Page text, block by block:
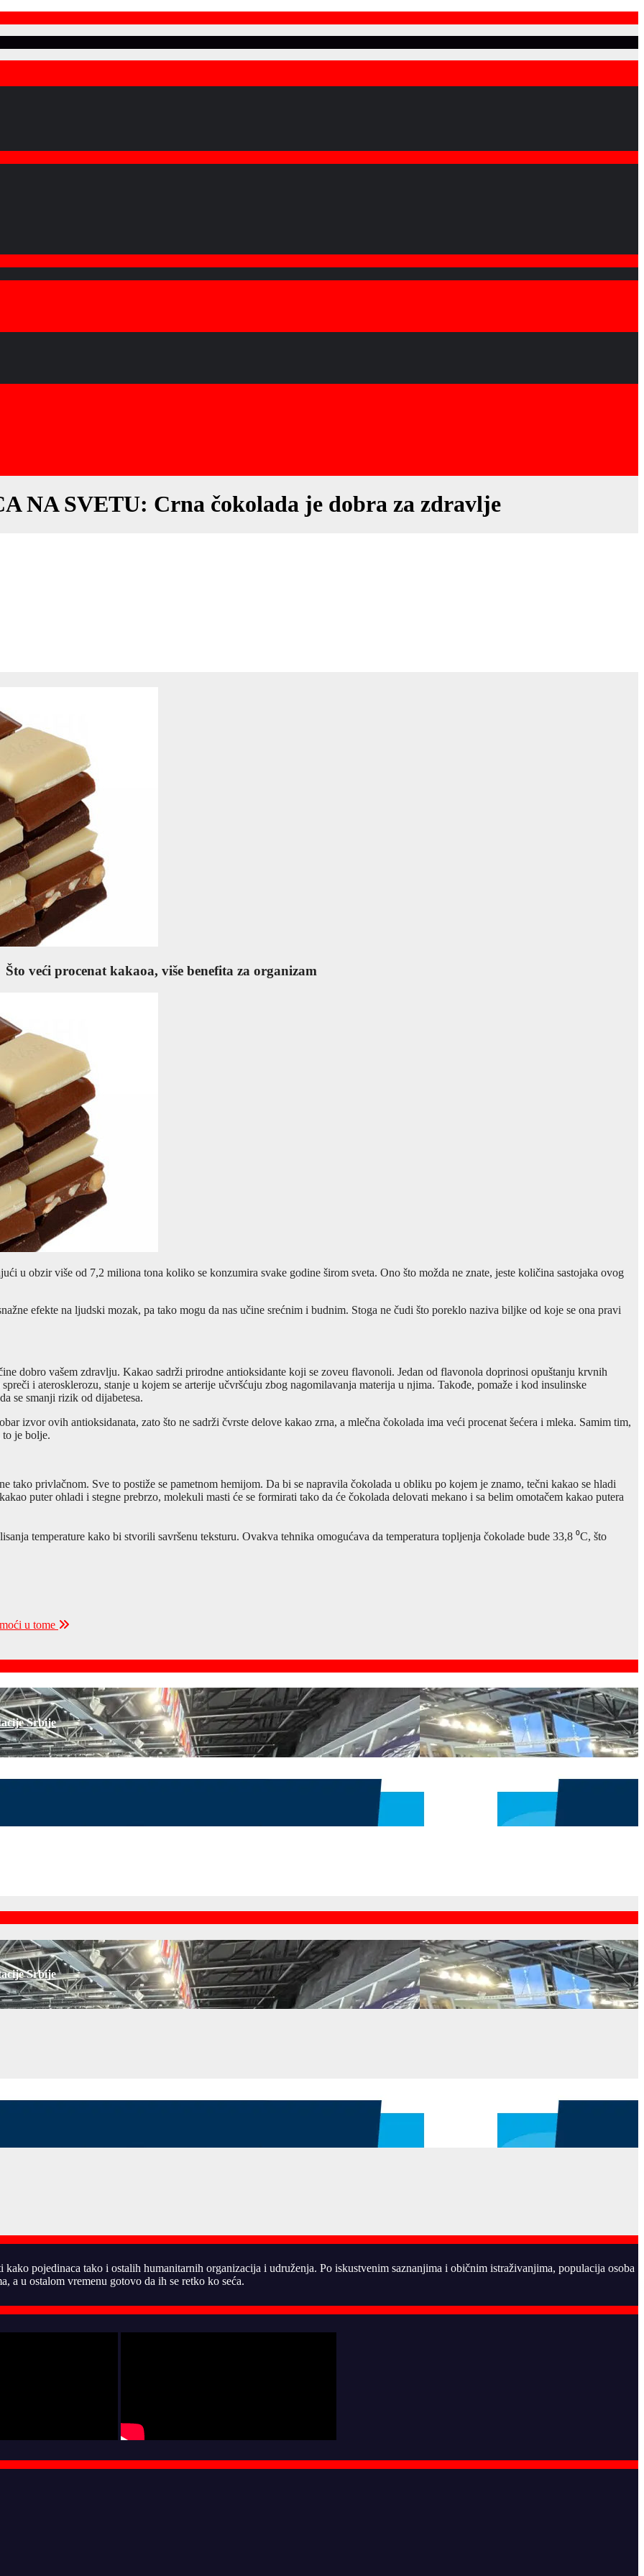
NA SVETU: Crna čokolada je dobra za zdravlje
Što veći procenat kakaoa, više benefita za organizam
u obzir više od 7,2 miliona tona koliko se konzumira svake godine širom sveta. Ono što možda ne znate, jeste količina sastojaka ovog
efekte na ljudski mozak, pa tako mogu da nas učine srećnim i budnim. Stoga ne čudi što poreklo naziva biljke od koje se ona pravi
dobro vašem zdravlju. Kakao sadrži prirodne antioksidante koji se zoveu flavonoli. Jedan od flavonola doprinosi opuštanju krvnih
i aterosklerozu, stanje u kojem se arterije učvršćuju zbog nagomilavanja materija u njima. Takođe, pomaže i kod insulinske
se smanji rizik od dijabetesa.
izvor ovih antioksidanata, zato što ne sadrži čvrste delove kakao zrna, a mlečna čokolada ima veći procenat šećera i mleka. Samim tim,
je bolje.
tako privlačnom. Sve to postiže se pametnom hemijom. Da bi se napravila čokolada u obliku po kojem je znamo, tečni kakao se hladi
puter ohladi i stegne prebrzo, molekuli masti će se formirati tako da će čokolada delovati mekano i sa belim omotačem kakao putera
temperature kako bi stvorili savršenu teksturu. Ovakva tehnika omogućava da temperatura topljenja čokolade bude 33,8 ⁰C, što
u tome
Srbije
Srbije
pojedinaca tako i ostalih humanitarnih organizacija i udruženja. Po iskustvenim saznanjima i običnim istraživanjima, populacija osoba
a u ostalom vremenu gotovo da ih se retko ko seća.